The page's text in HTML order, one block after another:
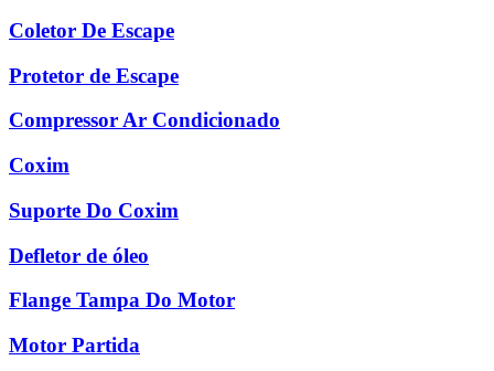
Coletor De Escape
Protetor de Escape
Compressor Ar Condicionado
Coxim
Suporte Do Coxim
Defletor de óleo
Flange Tampa Do Motor
Motor Partida